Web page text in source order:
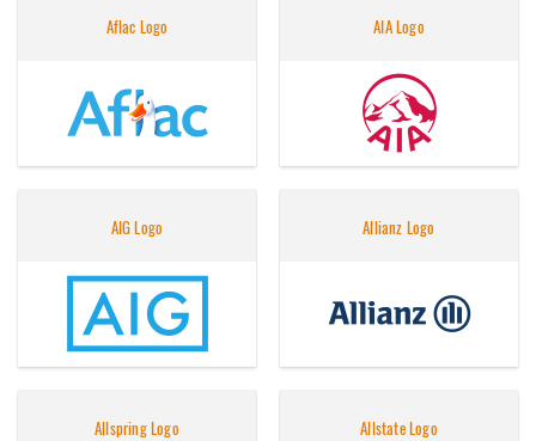
Aflac Logo AIA Logo
AIG Logo Allianz Logo
Allspring Logo Allstate Logo